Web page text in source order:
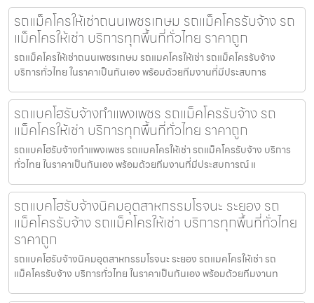
รถแม็คโครให้เช่าถนนเพชรเกษม รถแม็คโครรับจ้าง รถ
แม็คโครให้เช่า บริการทุกพื้นที่ทั่วไทย ราคาถูก
รถแม็คโครให้เช่าถนนเพชรเกษม รถแมคโครให้เช่า รถแม็คโครรับจ้าง
บริการทั่วไทย ในราคาเป็นกันเอง พร้อมด้วยทีมงานที่มีประสบการ
รถแบคโฮรับจ้างกำแพงเพชร รถแม็คโครรับจ้าง รถ
แม็คโครให้เช่า บริการทุกพื้นที่ทั่วไทย ราคาถูก
รถแบคโฮรับจ้างกำแพงเพชร รถแมคโครให้เช่า รถแม็คโครรับจ้าง บริการ
ทั่วไทย ในราคาเป็นกันเอง พร้อมด้วยทีมงานที่มีประสบการณ์ แ
รถแบคโฮรับจ้างนิคมอุตสาหกรรมโรจนะ ระยอง รถ
แม็คโครรับจ้าง รถแม็คโครให้เช่า บริการทุกพื้นที่ทั่วไทย
ราคาถูก
รถแบคโฮรับจ้างนิคมอุตสาหกรรมโรจนะ ระยอง รถแมคโครให้เช่า รถ
แม็คโครรับจ้าง บริการทั่วไทย ในราคาเป็นกันเอง พร้อมด้วยทีมงานท